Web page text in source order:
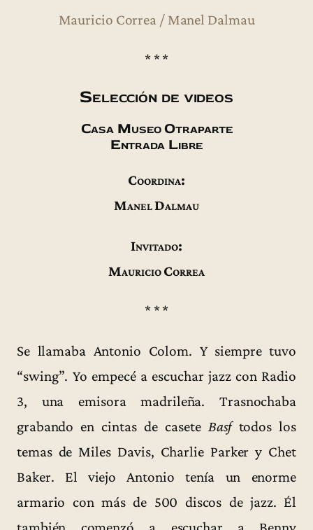
Mauricio Correa / Manel Dalmau
* * *
Selección de videos
Casa Museo Otraparte
Entrada Libre
Coordina:
Manel Dalmau
Invitado:
Mauricio Correa
* * *
Se llamaba Antonio Colom. Y siempre tuvo
“swing”. Yo empecé a escuchar jazz con Radio
3, una emisora madrileña. Trasnochaba
grabando en cintas de casete Basftodos los
temas de Miles Davis, Charlie Parker y Chet
Baker. El viejo Antonio tenía un enorme
armario con más de 500 discos de jazz. Él